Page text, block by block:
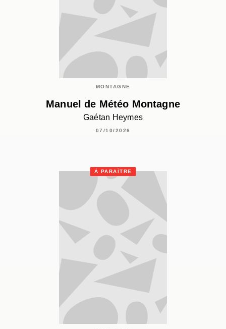
MONTAGNE
Manuel de Météo Montagne
Gaétan Heymes
07/10/2026
À PARAÎTRE